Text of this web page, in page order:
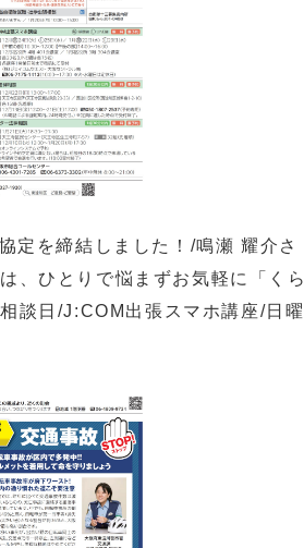
定を締結しました！/鳴瀬 耀介さ
、ひとりで悩まずお気軽に「くら
談日/J:COM出張スマホ講座/日曜